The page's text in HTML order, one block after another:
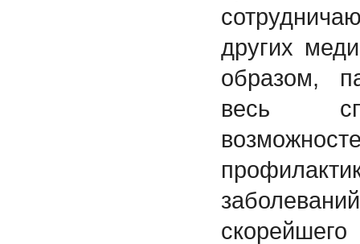
других
образом,
весь